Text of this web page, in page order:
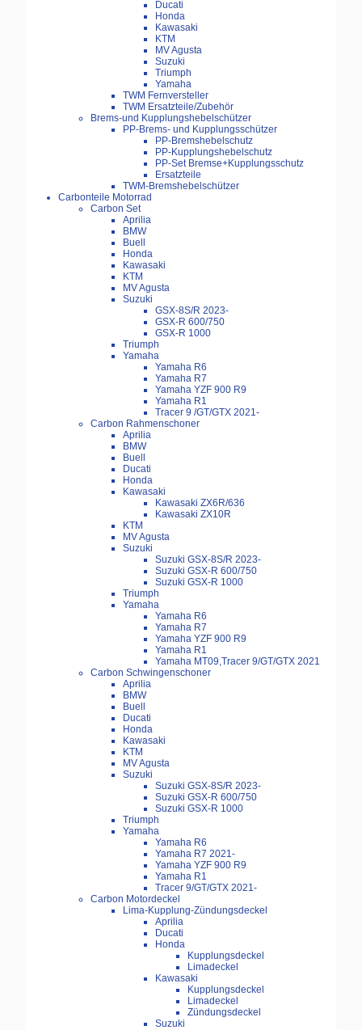
Ducati
Honda
Kawasaki
KTM
MV Agusta
Suzuki
Triumph
Yamaha
TWM Fernversteller
TWM Ersatzteile/Zubehör
Brems-und Kupplungshebelschützer
PP-Brems- und Kupplungsschützer
PP-Bremshebelschutz
PP-Kupplungshebelschutz
PP-Set Bremse+Kupplungsschutz
Ersatzteile
TWM-Bremshebelschützer
Carbonteile Motorrad
Carbon Set
Aprilia
BMW
Buell
Honda
Kawasaki
KTM
MV Agusta
Suzuki
GSX-8S/R 2023-
GSX-R 600/750
GSX-R 1000
Triumph
Yamaha
Yamaha R6
Yamaha R7
Yamaha YZF 900 R9
Yamaha R1
Tracer 9 /GT/GTX 2021-
Carbon Rahmenschoner
Aprilia
BMW
Buell
Ducati
Honda
Kawasaki
Kawasaki ZX6R/636
Kawasaki ZX10R
KTM
MV Agusta
Suzuki
Suzuki GSX-8S/R 2023-
Suzuki GSX-R 600/750
Suzuki GSX-R 1000
Triumph
Yamaha
Yamaha R6
Yamaha R7
Yamaha YZF 900 R9
Yamaha R1
Yamaha MT09,Tracer 9/GT/GTX 2021
Carbon Schwingenschoner
Aprilia
BMW
Buell
Ducati
Honda
Kawasaki
KTM
MV Agusta
Suzuki
Suzuki GSX-8S/R 2023-
Suzuki GSX-R 600/750
Suzuki GSX-R 1000
Triumph
Yamaha
Yamaha R6
Yamaha R7 2021-
Yamaha YZF 900 R9
Yamaha R1
Tracer 9/GT/GTX 2021-
Carbon Motordeckel
Lima-Kupplung-Zündungsdeckel
Aprilia
Ducati
Honda
Kupplungsdeckel
Limadeckel
Kawasaki
Kupplungsdeckel
Limadeckel
Zündungsdeckel
Suzuki